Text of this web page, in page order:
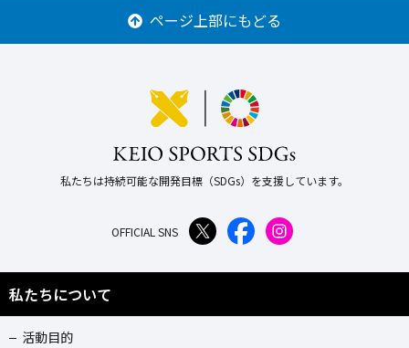
ページ上部にもどる
私たちは持続可能な開発目標（SDGs）を支援しています。
OFFICIAL SNS
私たちについて
活動目的